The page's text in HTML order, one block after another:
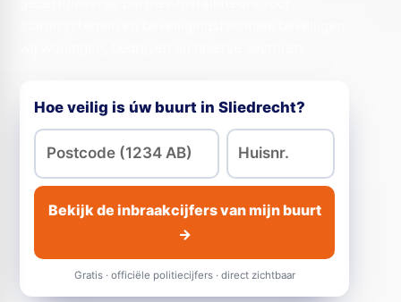
Hoe veilig is úw buurt in Sliedrecht?
Bekijk de inbraakcijfers van mijn buurt
→
Gratis · officiële politiecijfers · direct zichtbaar